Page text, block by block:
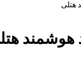
هوشمند